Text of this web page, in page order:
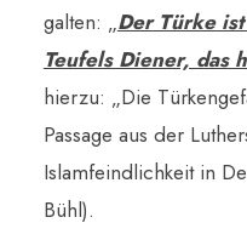
galten: „Der Türke
Teufels Diener, das
hierzu: „Die
Passage aus der
Islamfeindlichkeit in
Bühl).